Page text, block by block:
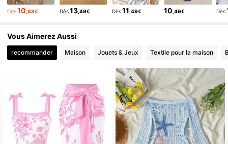
4,76
Dès10 ,88€ Dès13,49€ Dès11 ,49€ 10 ,49€ Dès
Vous Aimerez Aussi
recommander Maison Jouets & Jeux Textile pour la maison